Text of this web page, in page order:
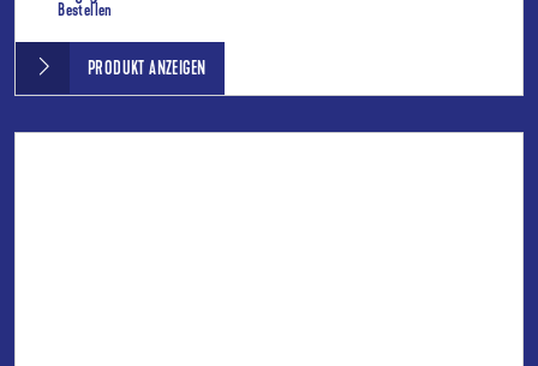
Bestellen
PRODUKT ANZEIGEN